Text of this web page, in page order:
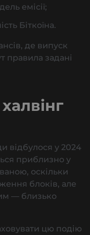
емісії;
Біткоїна.
де випуск
правила задані
відбулося у 2024
приблизно у
оскільки
блоків, але
— близько
цю подію